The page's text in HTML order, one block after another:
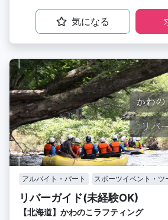
気になる
アルバイト・パート スポーツイベント・ツ
リバーガイド(未経験OK)
【北海道】かわのこラフティング